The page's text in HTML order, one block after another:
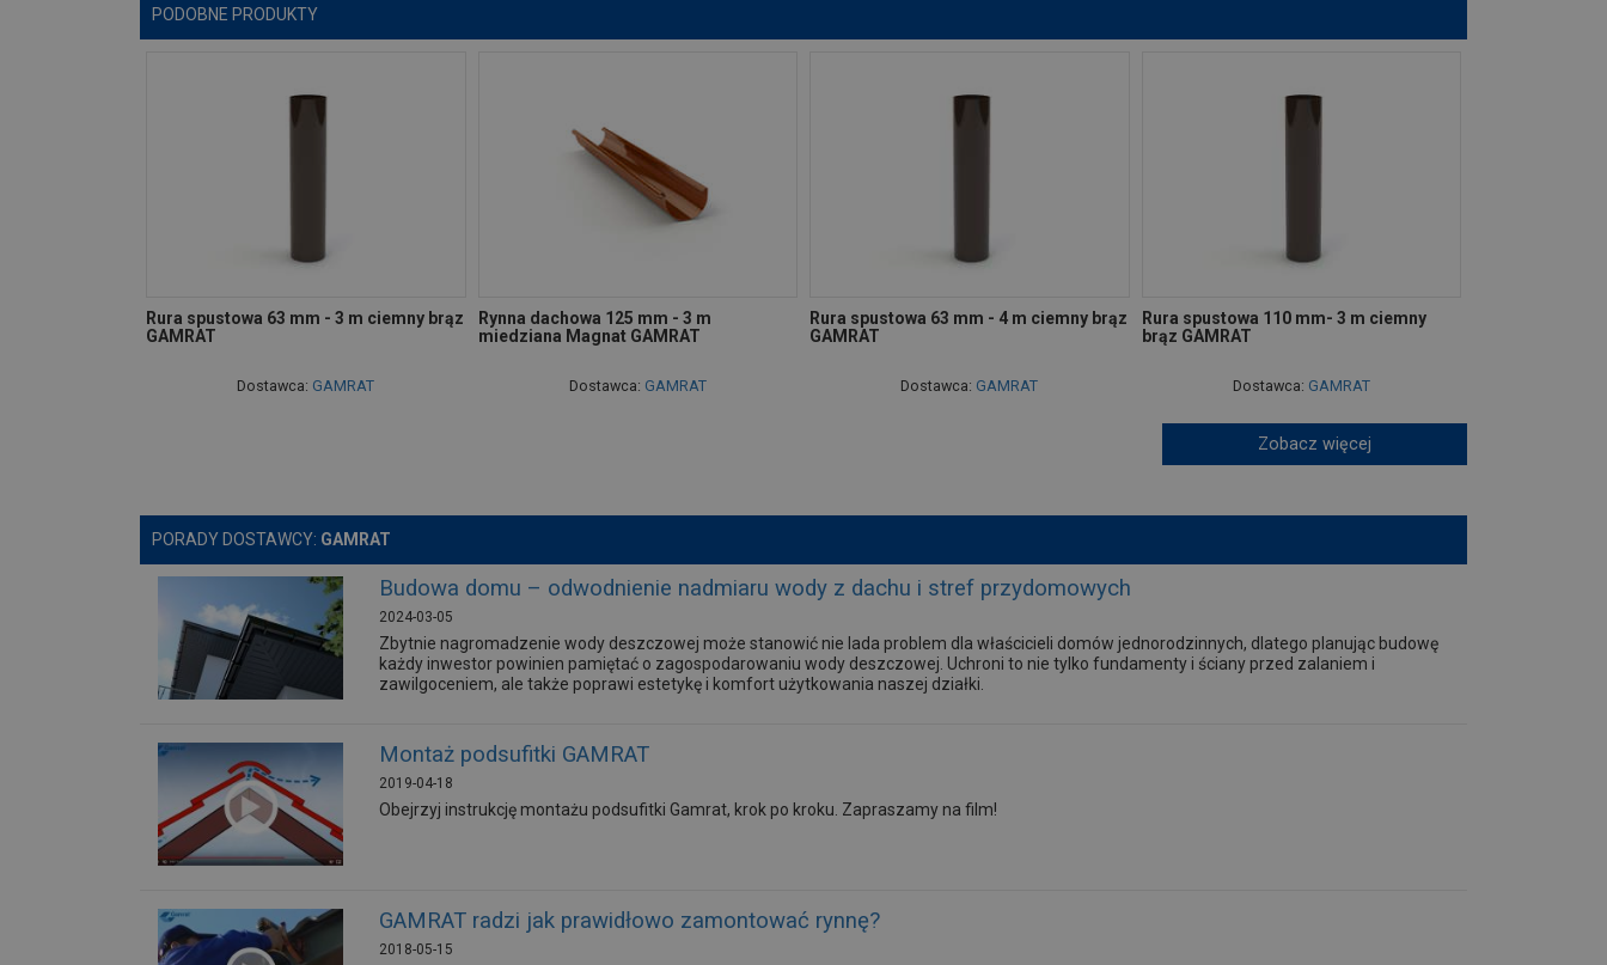
PODOBNE PRODUKTY
Rura spustowa 63 mm - 3 m ciemny brąz
GAMRAT
Dostawca: GAMRAT
Rynna dachowa 125 mm - 3 m
miedziana Magnat GAMRAT
Dostawca: GAMRAT
Rura spustowa 63 mm - 4 m ciemny brąz
GAMRAT
Dostawca: GAMRAT
Rura spustowa 110 mm- 3 m ciemny
brąz GAMRAT
Dostawca: GAMRAT
Zobacz więcej
PORADY DOSTAWCY: GAMRAT
Budowa domu – odwodnienie nadmiaru wody z dachu i stref przydomowych
2024-03-05
Zbytnie nagromadzenie wody deszczowej może stanowić nie lada problem dla właścicieli domów jednorodzinnych, dlatego planując budowę
każdy inwestor powinien pamiętać o zagospodarowaniu wody deszczowej. Uchroni to nie tylko fundamenty i ściany przed zalaniem i
zawilgoceniem, ale także poprawi estetykę i komfort użytkowania naszej działki.
Montaż podsufitki GAMRAT
2019-04-18
Obejrzyj instrukcję montażu podsufitki Gamrat, krok po kroku. Zapraszamy na film!
GAMRAT radzi jak prawidłowo zamontować rynnę?
2018-05-15